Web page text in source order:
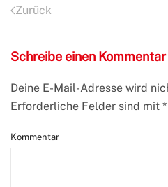
Zurück
Schreibe einen Kommentar
Deine E-Mail-Adresse wird
Erforderliche Felder sind mit *
Kommentar